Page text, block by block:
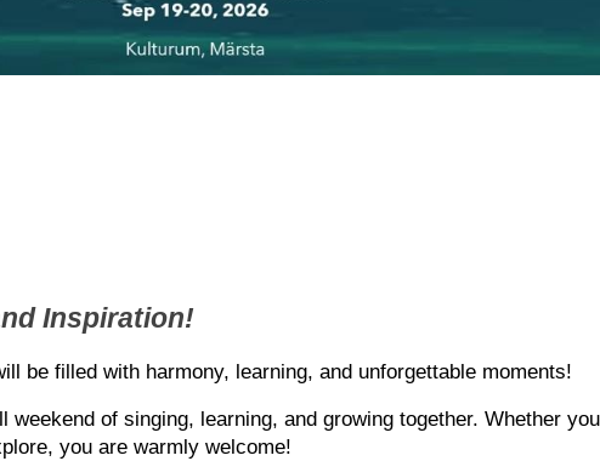
Inspiration!
be filled with harmony, learning, and unforgettable moments!
of singing, learning, and growing together. Whether
you are warmly welcome!